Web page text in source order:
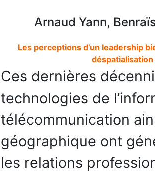
Arnaud Yann,
Les perceptions d’un leadership
Ces dernières
technologies de
télécommunication
géographique ont
les relations